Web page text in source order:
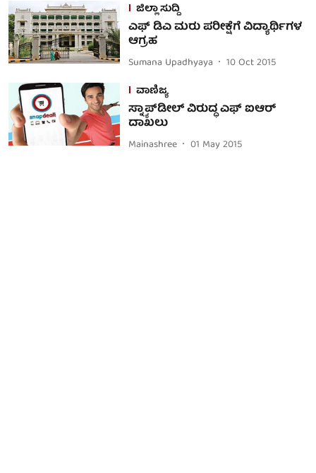
ಜಿಲ್ಲಾ ಸುದ್ದಿ
ಎಫ್ ಡಿಎ ಮರು ಪರೀಕ್ಷೆಗೆ ವಿದ್ಯಾರ್ಥಿಗಳ
ಆಗ್ರಹ
Sumana Upadhyaya
10 Oct 2015
ವಾಣಿಜ್ಯ
ಸ್ನ್ಯಾಪ್‍ಡೀಲ್‍ ವಿರುದ್ಧ ಎಫ್ ಐಆರ್
ದಾಖಲು
Mainashree 01 May 2015